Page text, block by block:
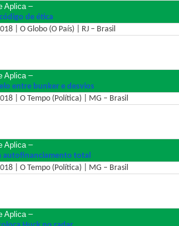
–
de ética
| O Globo (O País) | RJ – Brasil
–
elo entre bunker e desvios
| O Tempo (Política) | MG – Brasil
–
autofinanciamento total
| O Tempo (Política) | MG – Brasil
–